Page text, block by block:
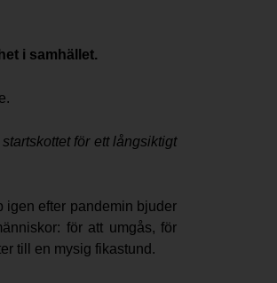
i samhället.
för ett långsiktigt
igen efter pandemin bjuder
för att umgås, för
till en mysig fikastund.